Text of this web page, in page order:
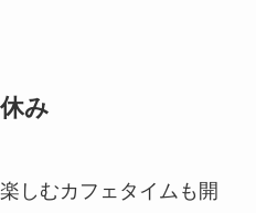
み
しむカフェタイムも開